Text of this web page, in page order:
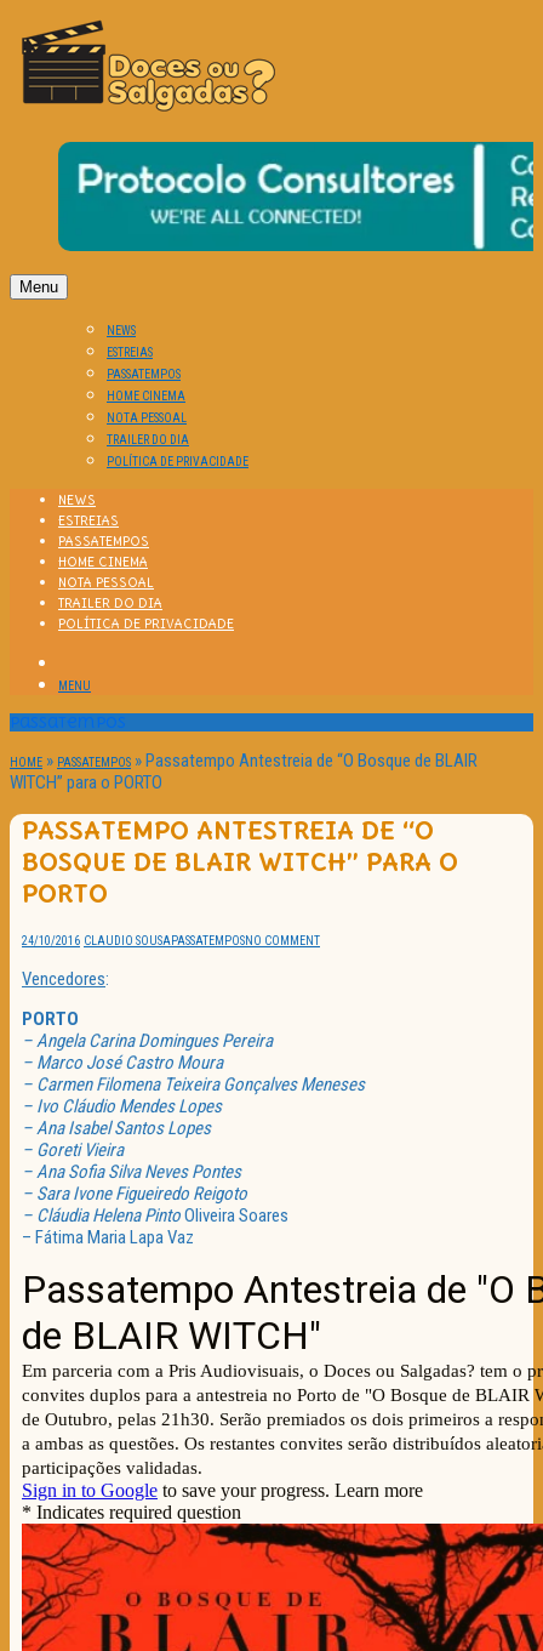
DOCES OU SALGADAS?
O Cinema? Uma Paixão!!
Menu
NEWS
ESTREIAS
PASSATEMPOS
HOME CINEMA
NOTA PESSOAL
TRAILER DO DIA
POLÍTICA DE PRIVACIDADE
NEWS
ESTREIAS
PASSATEMPOS
HOME CINEMA
NOTA PESSOAL
TRAILER DO DIA
POLÍTICA DE PRIVACIDADE
MENU
Passatempos
HOME » PASSATEMPOS »Passatempo Antestreia de “O Bosque de BLAIR
WITCH” para o PORTO
PASSATEMPO ANTESTREIA DE “O
BOSQUE DE BLAIR WITCH” PARA O
PORTO
24/10/2016 CLAUDIO SOUSAPASSATEMPOSNO COMMENT
Vencedores:
PORTO
– Angela Carina Domingues Pereira
– Marco José Castro Moura
– Carmen Filomena Teixeira Gonçalves Meneses
– Ivo Cláudio Mendes Lopes
– Ana Isabel Santos Lopes
– Goreti Vieira
– Ana Sofia Silva Neves Pontes
– Sara Ivone Figueiredo Reigoto
– Cláudia Helena PintoOliveira Soares
– Fátima Maria Lapa Vaz